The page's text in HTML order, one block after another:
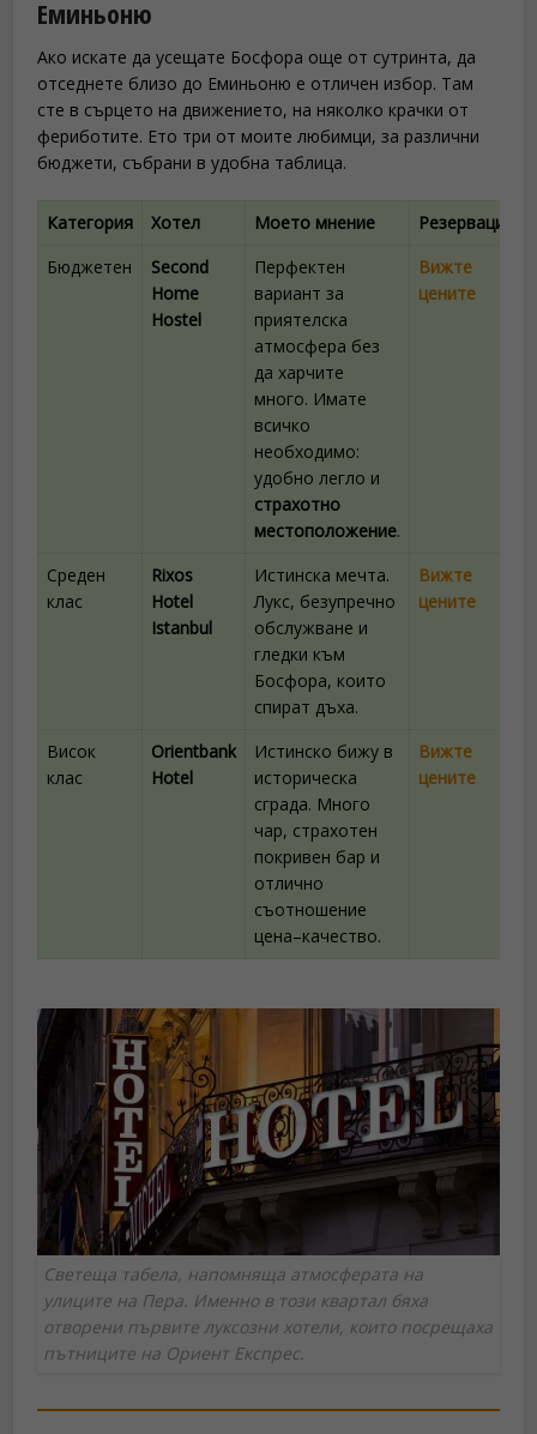
Еминьоню
Ако искате да усещате Босфора още от сутринта, да
отседнете близо до Еминьоню е отличен избор. Там
сте в сърцето на движението, на няколко крачки от
фериботите. Ето три от моите любимци, за различни
бюджети, събрани в удобна таблица.
Категория Хотел Моето мнение
Резервация
Бюджетен
Second
Home
Hostel
Перфектен
вариант за
приятелска
атмосфера без
да харчите
много. Имате
всичко
необходимо:
удобно легло и
страхотно
местоположение.
Вижте
цените
Среден
клас
Rixos
Hotel
Istanbul
Истинска мечта.
Лукс, безупречно
обслужване и
гледки към
Босфора, които
спират дъха.
Вижте
цените
Висок
клас
Orientbank
Hotel
Истинско бижу в
историческа
сграда. Много
чар, страхотен
покривен бар и
отлично
съотношение
цена–качество.
Вижте
цените
Светеща табела, напомняща атмосферата на
улиците на Пера. Именно в този квартал бяха
отворени първите луксозни хотели, които посрещаха
пътниците на Ориент Експрес.